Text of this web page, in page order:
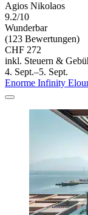
Agios Nikolaos
9.2/10
Wunderbar
(123 Bewertungen)
CHF 272
inkl. Steuern &
4. Sept.–5. Sept.
Enorme Infinity